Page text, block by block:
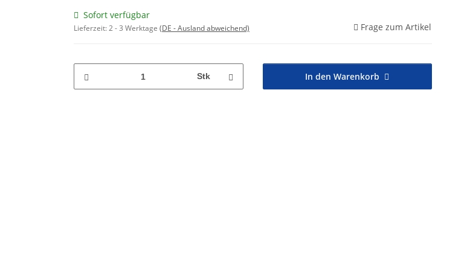
Sofort verfügbar
Lieferzeit:2 - 3 Werktage (DE - Ausland abweichend) Frage zum Artikel
Stk In den Warenkorb